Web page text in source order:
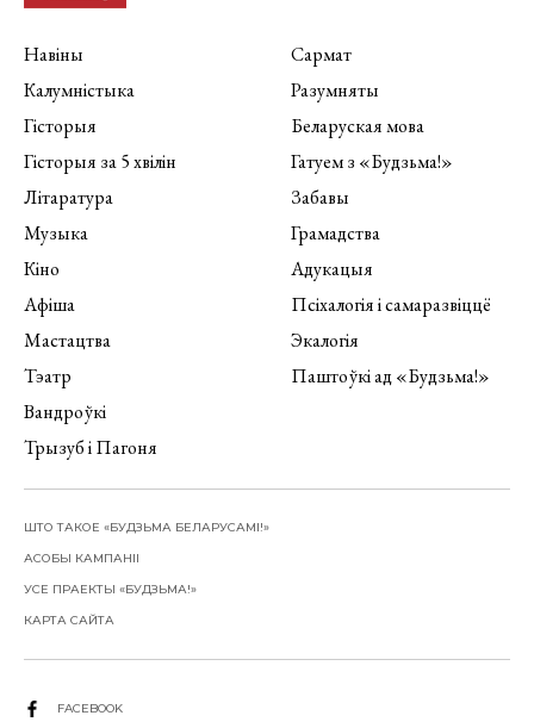
Навіны
Калумністыка
Гісторыя
Гісторыя за 5 хвілін
Літаратура
Музыка
Кіно
Афіша
Мастацтва
Тэатр
Вандроўкі
Трызуб і Пагоня
Сармат
Разумняты
Беларуская мова
Гатуем з «Будзьма!»
Забавы
Грамадства
Адукацыя
Псіхалогія і самаразвіццё
Экалогія
Паштоўкі ад «Будзьма!»
ШТО ТАКОЕ «БУДЗЬМА БЕЛАРУСАМІ!»
АСОБЫ КАМПАНІІ
УСЕ ПРАЕКТЫ «БУДЗЬМА!»
КАРТА САЙТА
FACEBOOK